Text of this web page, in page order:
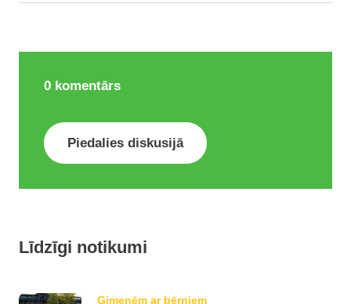
0 komentārs
Piedalies diskusijā
Līdzīgi notikumi
Ģimenēm ar bērniem